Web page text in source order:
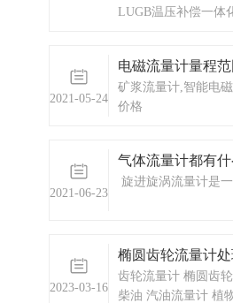
LUGB温压补偿一体
将三种信号混合处理
的标准流量，从而
的温压补偿功能。
2021-05-24
电磁流量计量程范
矿浆流量计,智能电
价格
2021-06-23
气体流量计都有
旋进旋涡流量计是
2023-03-16
椭圆齿轮流量计
齿轮流量计 椭圆齿
柴油 汽油流量计 植